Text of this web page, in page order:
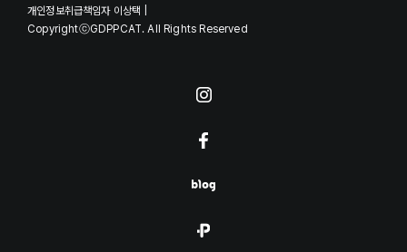
개인정보취급책임자 이상택 |
CopyrightⓒGDPPCAT. All Rights Reserved